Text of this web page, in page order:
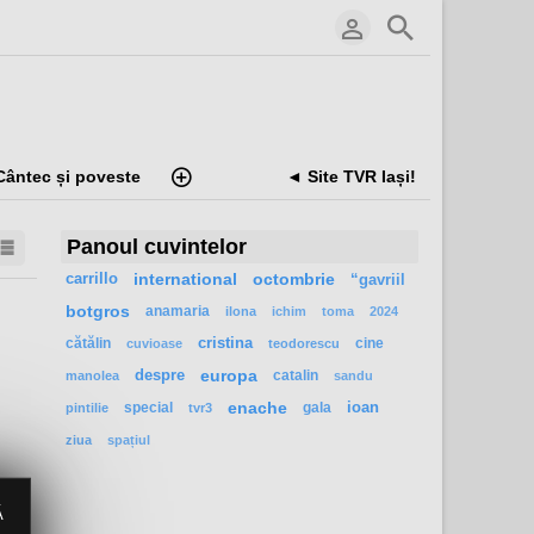
și poveste ◄ Site TVR Iași!
Panoul cuvintelor
carrillo international octombrie
“gavriil
botgros
anamaria ilona ichim toma 2024
cătălin cuvioase cristina teodorescu cine
manolea despre europa catalin sandu
pintilie special tvr3 enache gala ioan
ziua spațiul